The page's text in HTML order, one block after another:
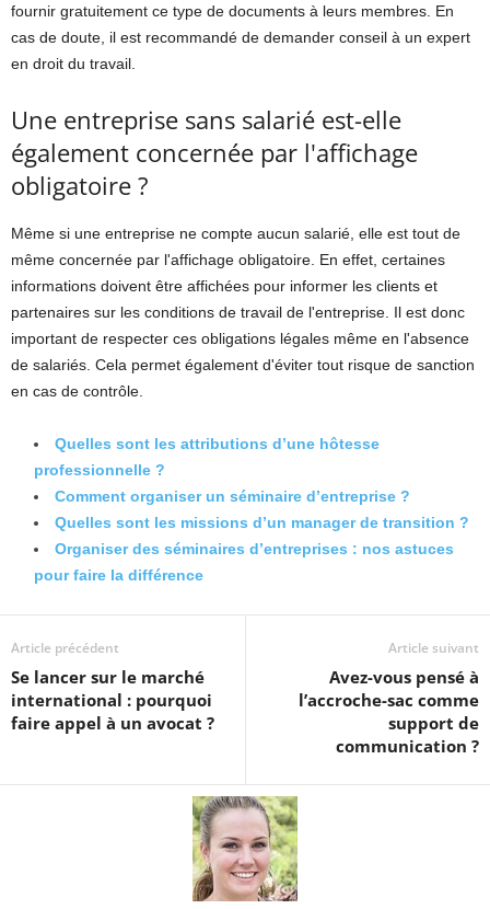
fournir gratuitement ce type de documents à leurs membres. En
cas de doute, il est recommandé de demander conseil à un expert
en droit du travail.
Une entreprise sans salarié est-elle
également concernée par l'affichage
obligatoire ?
Même si une entreprise ne compte aucun salarié, elle est tout de
même concernée par l'affichage obligatoire. En effet, certaines
informations doivent être affichées pour informer les clients et
partenaires sur les conditions de travail de l'entreprise. Il est donc
important de respecter ces obligations légales même en l'absence
de salariés. Cela permet également d'éviter tout risque de sanction
en cas de contrôle.
Quelles sont les attributions d’une hôtesse
professionnelle ?
Comment organiser un séminaire d’entreprise ?
Quelles sont les missions d’un manager de transition ?
Organiser des séminaires d’entreprises : nos astuces
pour faire la différence
Article précédent
Se lancer sur le marché
international : pourquoi
faire appel à un avocat ?
Article suivant
Avez-vous pensé à
l’accroche-sac comme
support de
communication ?